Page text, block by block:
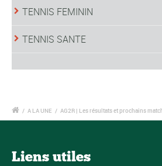
TENNIS FEMININ
TENNIS SANTE
/ A LA UNE / AG2R | Les résultats et prochains
Liens utiles